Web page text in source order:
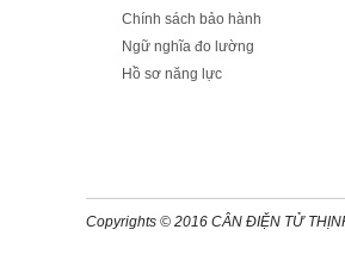
Chính sách bảo hành
Ngữ nghĩa đo lường
Hồ sơ năng lực
Copyrights © 2016 CÂN ĐIỆN TỬ